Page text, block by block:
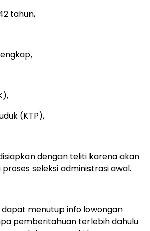
tahun,
(KTP),
dengan teliti karena akan
seleksi administrasi awal.
menutup info lowongan
pemberitahuan terlebih dahulu